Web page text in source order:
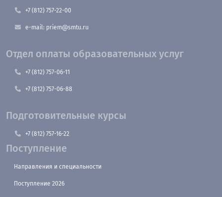
+7 (812) 757-22-00
e-mail: priem@smtu.ru
Отдел оплаты образовательных услуг
+7 (812) 757-06-11
+7 (812) 757-06-88
Подготовительные курсы
+7 (812) 757-16-22
Поступление
Направления и специальности
Поступление 2026